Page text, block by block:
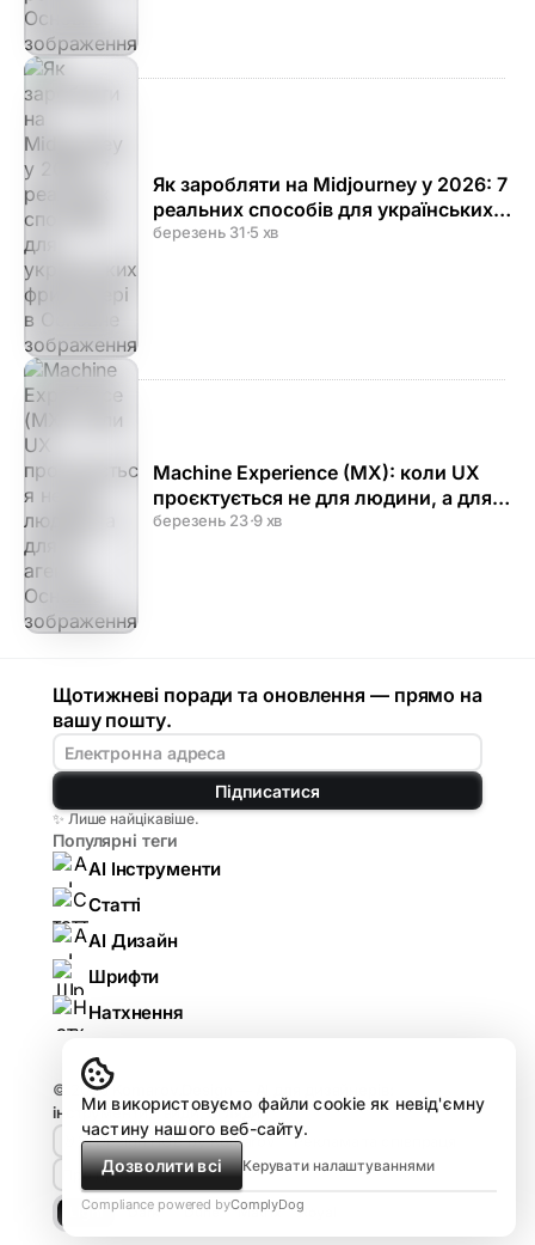
Як заробляти на Midjourney у 2026: 7
реальних способів для українських
фрилансерів
березень 31·5 хв
Machine Experience (MX): коли UX
проєктується не для людини, а для
AI-агента
березень 23·9 хв
Щотижневі поради та оновлення — прямо на
вашу пошту.
Підписатися
✨ Лише найцікавіше.
Популярні теги
AI Інструменти
Статті
AI Дизайн
Шрифти
Натхнення
© 2026
інструменти, гайди, огляди.
🤘🏻 Design HUB by Komarov
Реклама та співпраця
Про проєкт
Light Dark Dune Matrix Royal
Ми використовуємо файли cookie як невід'ємну
частину нашого веб-сайту.
Дозволити всі
Керувати налаштуваннями
Compliance powered byComplyDog